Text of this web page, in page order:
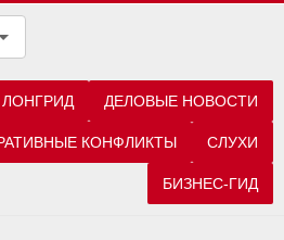
ЛОНГРИД ДЕЛОВЫЕ НОВОСТИ
КОНФЛИКТЫ СЛУХИ
БИЗНЕС-ГИД